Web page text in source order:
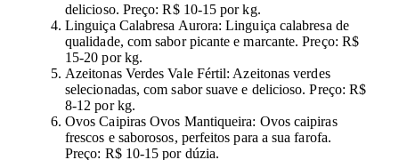
delicioso. Preço: R$ 10-15 por kg.
Linguiça Calabresa Aurora: Linguiça calabresa de
qualidade, com sabor picante e marcante. Preço: R$
15-20 por kg.
Azeitonas Verdes Vale Fértil: Azeitonas verdes
selecionadas, com sabor suave e delicioso. Preço: R$
8-12 por kg.
Ovos Caipiras Ovos Mantiqueira: Ovos caipiras
frescos e saborosos, perfeitos para a sua farofa.
Preço: R$ 10-15 por dúzia.